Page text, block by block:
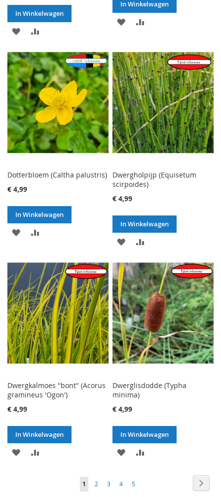
In Winkelwagen
VOEG
AAN
VERLANGLIJST
TE
VERGELIJKEN
In Winkelwagen
VOEG
AAN
VERLANGLIJST
TE
VERGELIJKEN
Dotterbloem (Caltha palustris)
€ 4,99
In Winkelwagen
VOEG
AAN
VERLANGLIJST
TE
VERGELIJKEN
Dwergholpijp (Equisetum
scirpoides)
€ 4,99
In Winkelwagen
VOEG
AAN
VERLANGLIJST
TE
VERGELIJKEN
Dwergkalmoes "bont" (Acorus
gramineus 'Ogon')
€ 4,99
In Winkelwagen
VOEG
Dwerglisdodde (Typha
minima)
€ 4,99
In Winkelwagen
VOEG
AAN
U1 Pagina
2 Pagina
3 Pagina
4 Pagina
5